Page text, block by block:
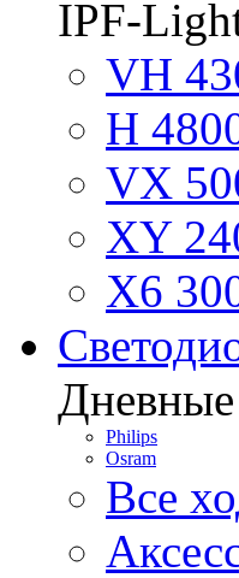
IPF-
VH
H
VX
XY
X6
Philips
Osram
Все